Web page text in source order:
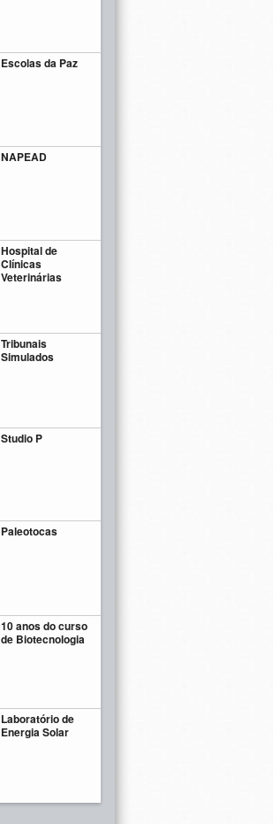
Escolas da Paz
NAPEAD
Hospital de
Clínicas
Veterinárias
Tribunais
Simulados
Studio P
Paleotocas
10 anos do curso
de Biotecnologia
Laboratório de
Energia Solar